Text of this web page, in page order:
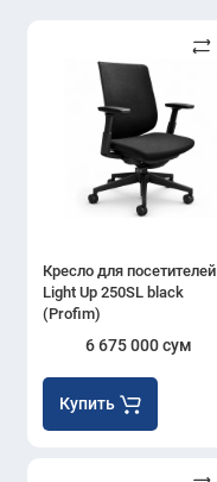
Кресло для посетителей
Light Up 250SL black
(Profim)
6 675 000 сум
Купить